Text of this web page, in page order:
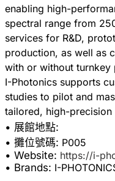
enabling high-
spectral range from
services for R&D,
production, as well as
with or without turnkey
I-Photonics supports
studies to pilot and
• 展館地點:
• 攤位號碼: P005
• Website: https://i-
• Brands: I-